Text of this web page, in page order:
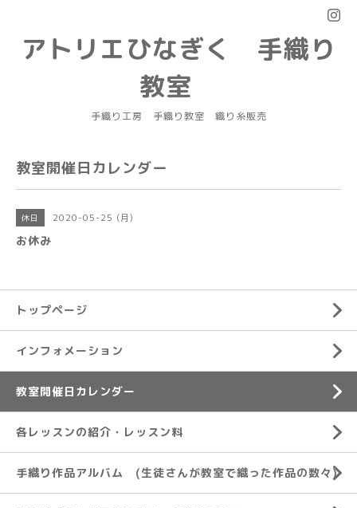
アトリエひなぎく 手織り
教室
手織り工房 手織り教室 織り糸販売
教室開催日カレンダー
休日 2020-05-25 (月)
お休み
トップページ
インフォメーション
教室開催日カレンダー
各レッスンの紹介・レッスン料
手織り作品アルバム (生徒さんが教室で織った作品の数々)